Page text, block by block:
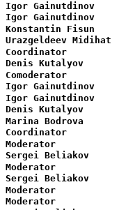
Igor Gainutdinov
Igor Gainutdinov
Konstantin Fisun
Urazgeldeev Midihat
Coordinator
Denis Kutalyov
Comoderator
Igor Gainutdinov
Igor Gainutdinov
Denis Kutalyov
Marina Bodrova
Coordinator
Moderator
Sergei Beliakov
Moderator
Sergei Beliakov
Moderator
Moderator